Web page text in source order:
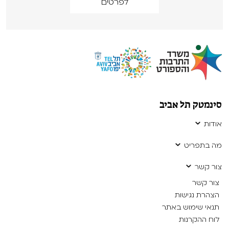
סינמטק תל אביב
אודות
מה בתפריט
צור קשר
צור קשר
הצהרת נגישות
תנאי שימוש באתר
לוח ההקרנות